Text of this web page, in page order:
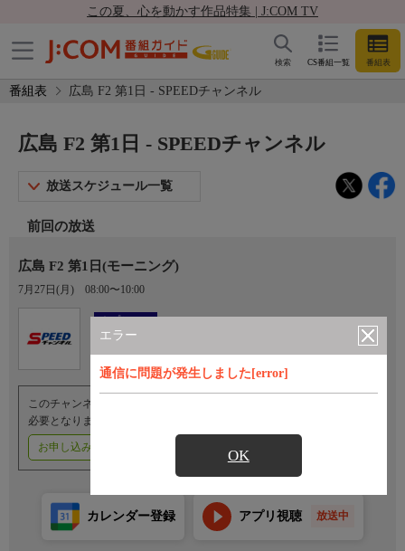
この夏、心を動かす作品特集 | J:COM TV
CS番組一覧 番組表
検索
番組表 広島 F2 第1日 - SPEEDチャンネル
エラー
通信に問題が発生しました[error]
OK
広島 F2 第1日 - SPEEDチャンネル
放送スケジュール一覧
前回の放送
広島 F2 第1日(モーニング)
7月27日(月) 08:00〜10:00
オプション
Ch.923
SPEEDチャンネル
このチャンネルのご視聴には、オプションチャンネル(有料)のご契約が
必要となります。
お申し込みはこちら
カレンダー登録 アプリ視聴 放送中